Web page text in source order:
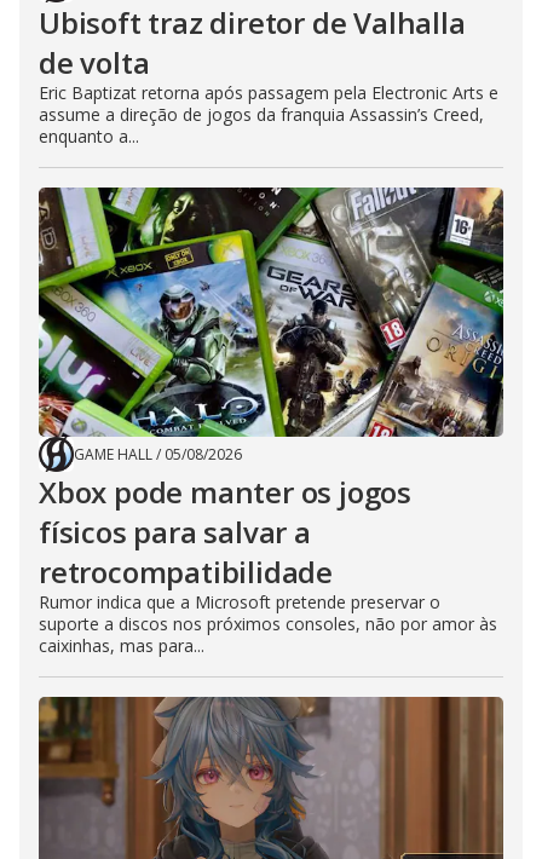
Ubisoft traz diretor de Valhalla
de volta
Eric Baptizat retorna após passagem pela Electronic Arts e
assume a direção de jogos da franquia Assassin’s Creed,
enquanto a...
GAME HALL/ 05/08/2026
Xbox pode manter os jogos
físicos para salvar a
retrocompatibilidade
Rumor indica que a Microsoft pretende preservar o
suporte a discos nos próximos consoles, não por amor às
caixinhas, mas para...